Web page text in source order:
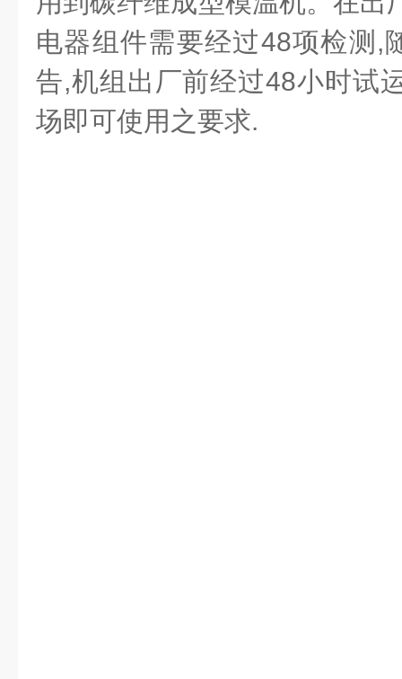
电器组件需要经过48项检测,
告,机组出厂前经过48小时试
场即可使用之要求.